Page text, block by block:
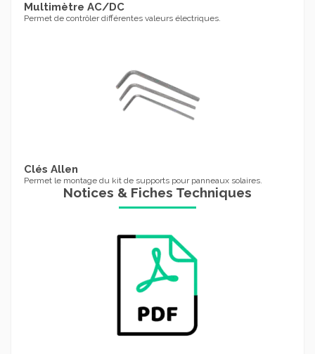
Multimètre AC/DC
Permet de contrôler différentes valeurs électriques.
Clés Allen
Permet le montage du kit de supports pour panneaux solaires.
Notices & Fiches Techniques